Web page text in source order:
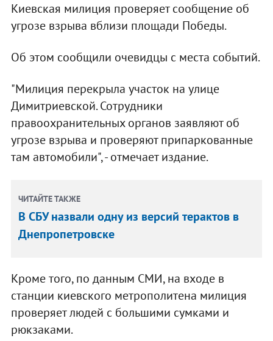
Киевская милиция проверяет сообщение об
угрозе взрыва вблизи площади Победы.
Об этом сообщили очевидцы с места событий.
"Милиция перекрыла участок на улице
Димитриевской. Сотрудники
правоохранительных органов заявляют об
угрозе взрыва и проверяют припаркованные
там автомобили", - отмечает издание.
ЧИТАЙТЕ ТАКЖЕ
В СБУ назвали одну из версий терактов в
Днепропетровске
Кроме того, по данным СМИ, на входе в
станции киевского метрополитена милиция
проверяет людей с большими сумками и
рюкзаками.